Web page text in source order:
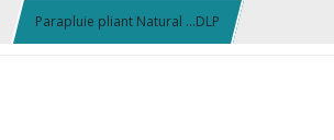
Parapluie pliant Natural ...DLP